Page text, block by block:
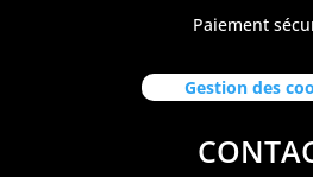
Paiement
Gestion des